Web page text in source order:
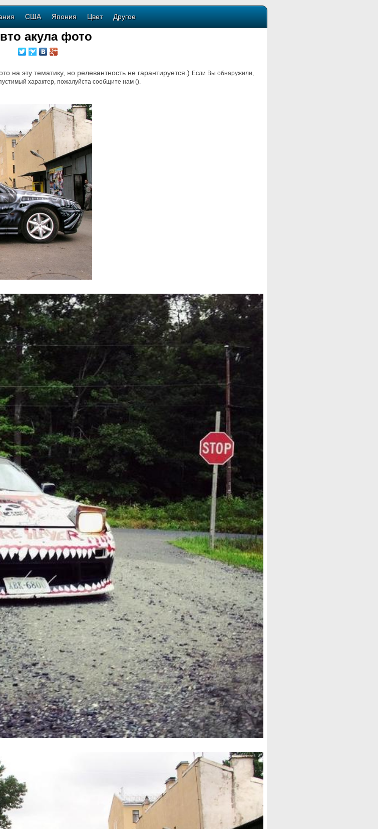
США Япония Цвет Другое
акула фото
на эту тематику, но релевантность не гарантируется.) Если Вы обнаружили,
характер, пожалуйста сообщите нам ().